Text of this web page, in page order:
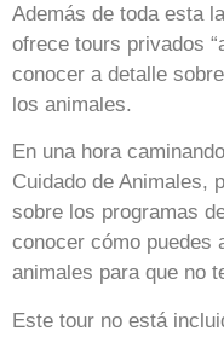
Además de toda esta
ofrece tours privados
conocer a detalle
los animales.
En una hora
Cuidado de Animales,
sobre los programas
conocer cómo puedes
animales para que no
Este tour no está